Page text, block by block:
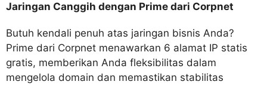
Jaringan Canggih dengan Prime dari Corpnet
Butuh kendali penuh atas jaringan bisnis Anda?
Prime dari Corpnet menawarkan 6 alamat IP statis
gratis, memberikan Anda fleksibilitas dalam
mengelola domain dan memastikan stabilitas